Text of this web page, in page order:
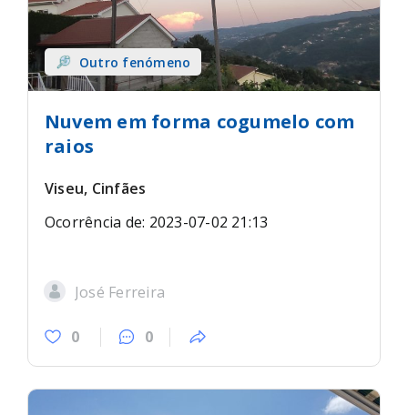
Outro fenómeno
Nuvem em forma cogumelo com
raios
Viseu, Cinfães
Ocorrência de: 2023-07-02 21:13
José Ferreira
0 0